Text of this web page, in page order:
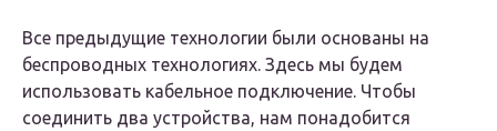
Все предыдущие технологии были основаны на
беспроводных технологиях. Здесь мы будем
использовать кабельное подключение. Чтобы
соединить два устройства, нам понадобится